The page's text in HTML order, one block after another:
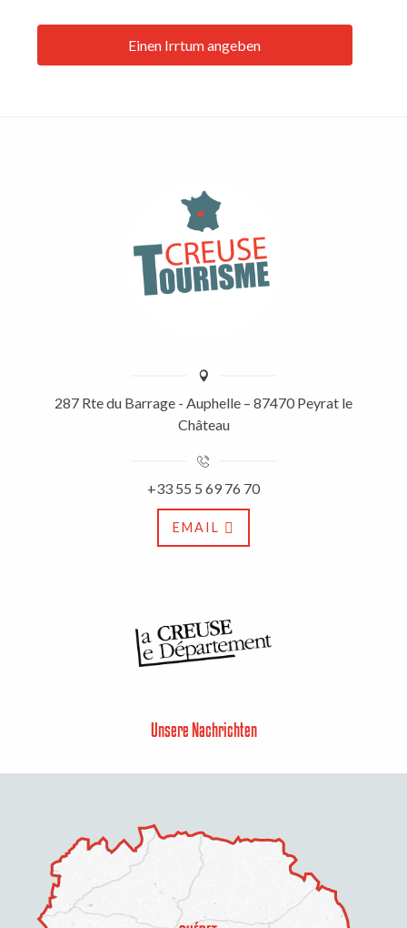
Einen Irrtum angeben
287 Rte du Barrage - Auphelle – 87470 Peyrat le
Château
+33 55 5 69 76 70
EMAIL
Unsere Nachrichten